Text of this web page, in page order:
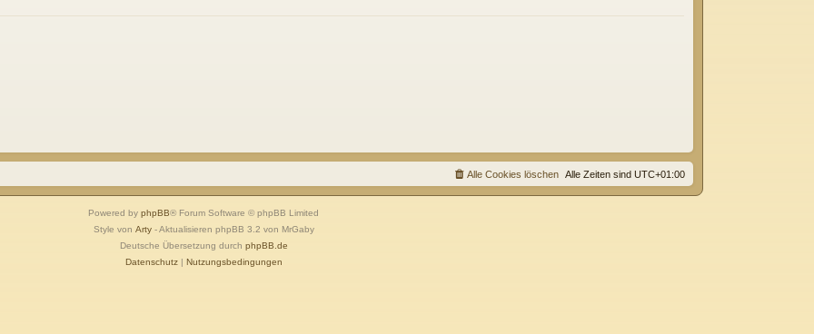
Alle Zeiten sind UTC+01:00
Alle Cookies löschen
Powered by phpBB® Forum Software © phpBB Limited
Style von Arty- Aktualisieren phpBB 3.2 von MrGaby
Deutsche Übersetzung durch phpBB.de
Datenschutz| Nutzungsbedingungen